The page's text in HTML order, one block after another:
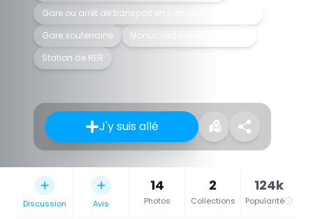
Gare ou arrêt de transport en commun en surface
Gare souterraine
Monument historique inscrit
Station de RER
J'y suis allé
Discussion Avis
14
Photos
2
Collections
124k
Popularité